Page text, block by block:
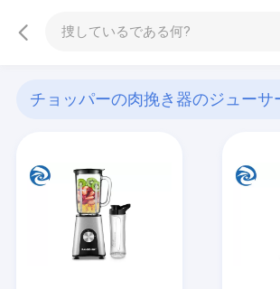
チョッパーの肉挽き器のジューサ